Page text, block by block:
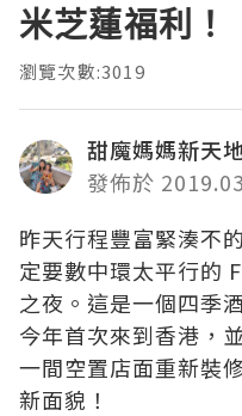
米芝蓮福利！
瀏覽次數:3019
甜魔媽媽新天
發佈於
昨天行程豐富緊湊不
定要數中環太平行的
之夜。這是一個四季
今年首次來到香港，
一間空置店面重新裝
新面貌！